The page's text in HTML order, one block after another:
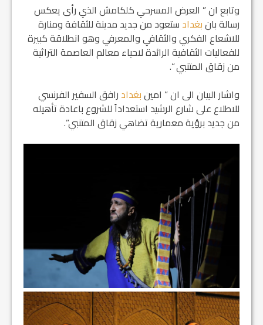
وتابع ان ” العرض المسرحي كلكامش الذي رأى يعكس
رسالة بانبغداد ستعود من جديد مدينة للثقافة ومنارة
للاشعاع الفكري والثقافي والمعرفي وهو انطلاقة كبيرة
للفعاليات الثقافية الرائدة لاحياء معالم العاصمة التراثية
من زقاق المتنبي “.
واشار البيان الى ان ” امينبغداد رافق السفير الفرنسي
للاطلاع على شارع الرشيد استعداداً للشروع باعادة تأهيله
من جديد برؤية معمارية تضاهي زقاق المتنبي”.